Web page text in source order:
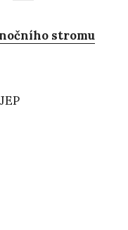
stromu